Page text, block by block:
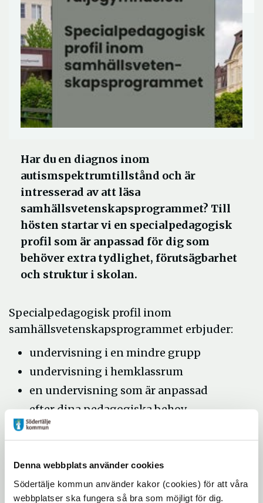
Denna webbplats använder cookies
Södertälje kommun använder kakor (cookies) för att våra
webbplatser ska fungera så bra som möjligt för dig.
Har du en diagnos inom
autismspektrumtillstånd och är
intresserad av att läsa
samhällsvetenskapsprogrammet? Till
hösten startar vi en specialpedagogisk
profil som är anpassad för dig som
behöver extra tydlighet, förutsägbarhet
och struktur i skolan.
Specialpedagogisk profil inom
samhällsvetenskapsprogrammet erbjuder:
undervisning i en mindre grupp
undervisning i hemklassrum
en undervisning som är anpassad
efter dina pedagogiska behov
en personaltät verksamhet
möta dina behov
tydlighet och förutsägbarhet genom